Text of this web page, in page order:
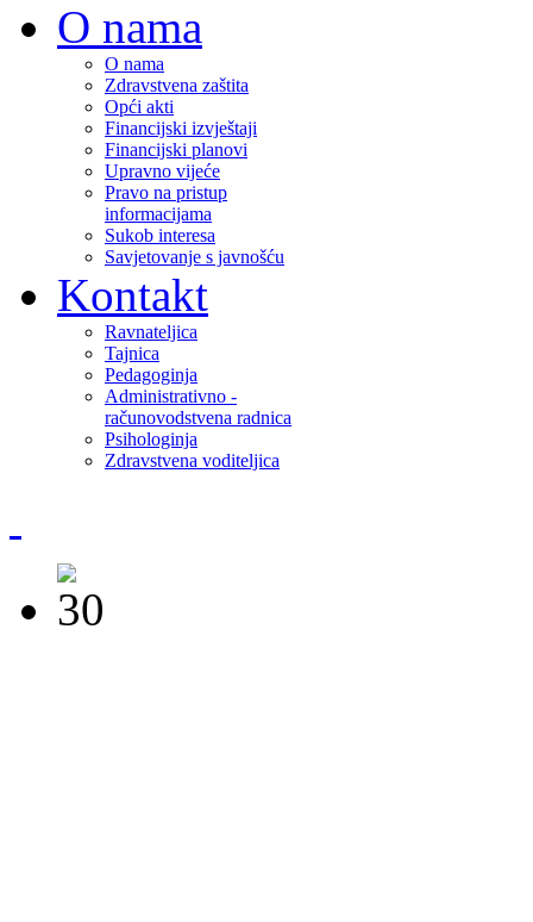
O nama
O nama
Zdravstvena zaštita
Opći akti
Financijski izvještaji
Financijski planovi
Upravno vijeće
Pravo na pristup
informacijama
Sukob interesa
Savjetovanje s javnošću
Kontakt
Ravnateljica
Tajnica
Pedagoginja
Administrativno -
računovodstvena radnica
Psihologinja
Zdravstvena voditeljica